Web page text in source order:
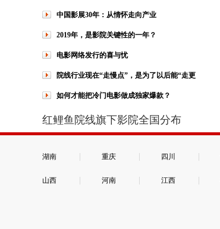
中国影展30年：从情怀走向产业
2019年，是影院关键性的一年？
电影网络发行的喜与忧
院线行业现在“走慢点”，是为了以后能“走更
如何才能把冷门电影做成独家爆款？
红鲤鱼院线旗下影院全国分布
湖南 重庆 四川
山西 河南 江西